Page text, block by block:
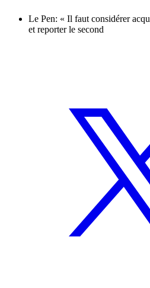
Le Pen: « Il faut considérer
et reporter le second